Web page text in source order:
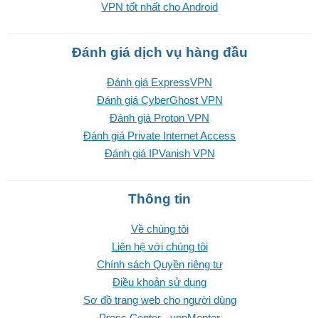
VPN tốt nhất cho Android
Đánh giá dịch vụ hàng đầu
Đánh giá ExpressVPN
Đánh giá CyberGhost VPN
Đánh giá Proton VPN
Đánh giá Private Internet Access
Đánh giá IPVanish VPN
Thông tin
Về chúng tôi
Liên hệ với chúng tôi
Chính sách Quyền riêng tư
Điều khoản sử dụng
Sơ đồ trang web cho người dùng